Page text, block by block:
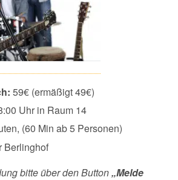
59€ (ermäßigt 49€)
Uhr in Raum 14
(60 Min ab 5 Personen)
Berlinghof
bitte überden Button„Melde